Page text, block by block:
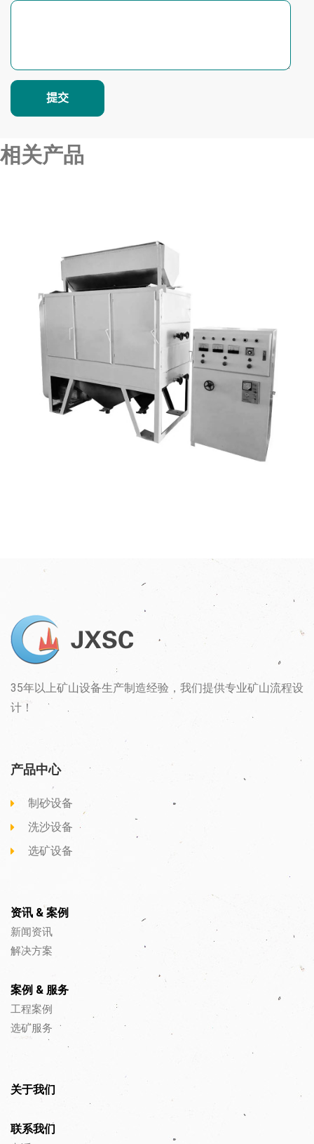
相关产品
35年以上矿山设备生产制造经验，我们提供专业矿山流程设
计！
产品中心
制砂设备
洗沙设备
选矿设备
资讯 & 案例
新闻资讯
解决方案
案例 & 服务
工程案例
选矿服务
关于我们
联系我们